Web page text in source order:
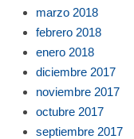
marzo 2018
febrero 2018
enero 2018
diciembre 2017
noviembre 2017
octubre 2017
septiembre 2017